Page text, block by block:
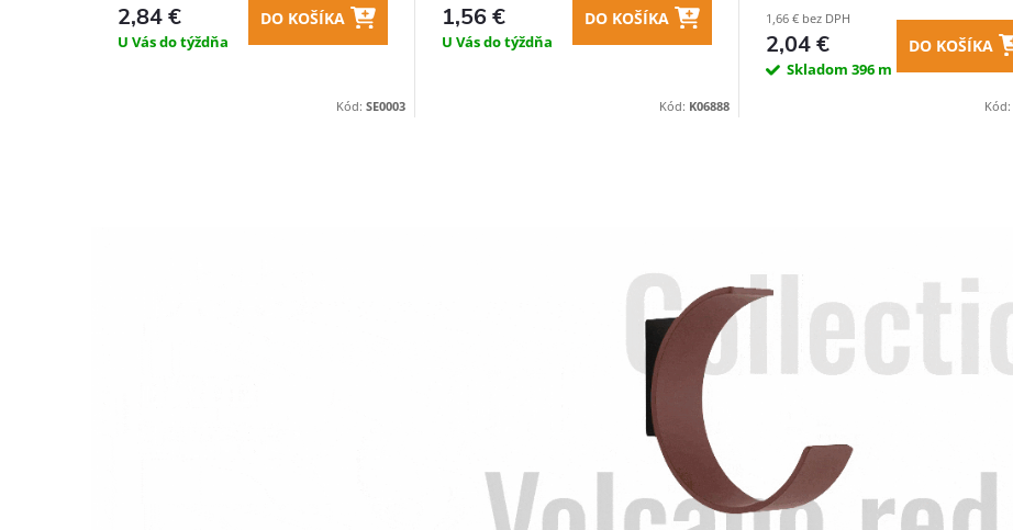
2,84 €
U Vás do týždňa
DO KOŠÍKA
Kód: SE0003
1,56 €
U Vás do týždňa
DO KOŠÍKA
Kód: K06888
1,66 € bez DPH
2,04 €
Skladom 396 m
DO KOŠÍKA
Kód: